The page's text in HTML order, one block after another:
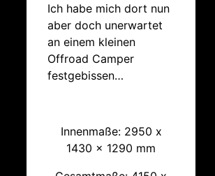
Ich habe mich dort nun
aber doch unerwartet
an einem kleinen
Offroad Camper
festgebissen…
Innenmaße: 2950 x
1430 x 1290 mm